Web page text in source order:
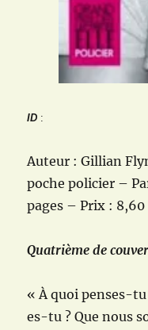
ID :
Auteur : Gillian
poche policier –
pages – Prix :
Quatrième de
« À quoi penses-
es-tu ? Que nous